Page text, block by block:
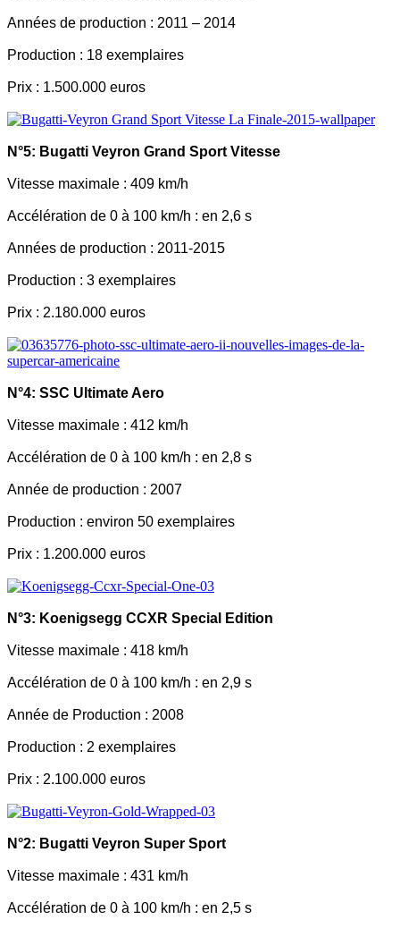
Années de production : 2011 – 2014
Production : 18 exemplaires
Prix : 1.500.000 euros
N°5: Bugatti Veyron Grand Sport Vitesse
Vitesse maximale : 409 km/h
Accélération de 0 à 100 km/h : en 2,6 s
Années de production : 2011-2015
Production : 3 exemplaires
Prix : 2.180.000 euros
N°4: SSC Ultimate Aero
Vitesse maximale : 412 km/h
Accélération de 0 à 100 km/h : en 2,8 s
Année de production : 2007
Production : environ 50 exemplaires
Prix : 1.200.000 euros
N°3: Koenigsegg CCXR Special Edition
Vitesse maximale : 418 km/h
Accélération de 0 à 100 km/h : en 2,9 s
Année de Production : 2008
Production : 2 exemplaires
Prix : 2.100.000 euros
N°2: Bugatti Veyron Super Sport
Vitesse maximale : 431 km/h
Accélération de 0 à 100 km/h : en 2,5 s